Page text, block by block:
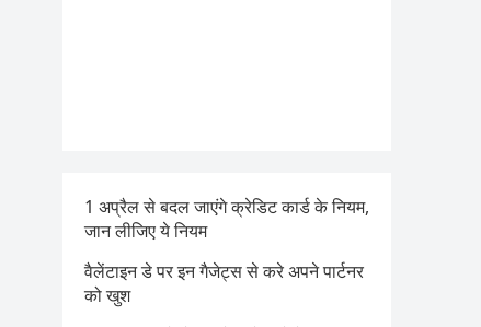
1 अप्रैल से बदल जाएंगे क्रेडिट कार्ड के नियम,
जान लीजिए ये नियम
वैलेंटाइन डे पर इन गैजेट्स से करे अपने पार्टनर
को खुश